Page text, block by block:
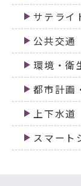
サテライ
公共交通
環境・衛
都市計画
上下水道
スマート